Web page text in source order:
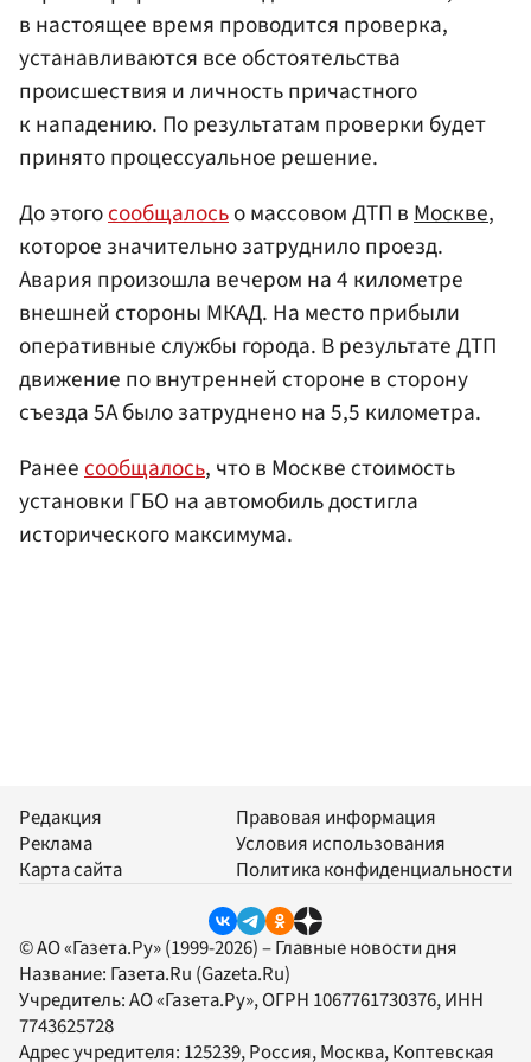
в настоящее время проводится проверка,
устанавливаются все обстоятельства
происшествия и личность причастного
к нападению. По результатам проверки будет
принято процессуальное решение.
До этогосообщалосьо массовом ДТП вМоскве,
которое значительно затруднило проезд.
Авария произошла вечером на 4 километре
внешней стороны МКАД. На место прибыли
оперативные службы города. В результате ДТП
движение по внутренней стороне в сторону
съезда 5А было затруднено на 5,5 километра.
Ранеесообщалось, что в Москве стоимость
установки ГБО на автомобиль достигла
исторического максимума.
Редакция
Реклама
Карта сайта
Правовая информация
Условия использования
Политика конфиденциальности
© АО «Газета.Ру» (1999-2026) – Главные новости дня
Название: Газета.Ru (Gazeta.Ru)
Учредитель:АО «Газета.Ру», ОГРН 1067761730376, ИНН
7743625728
Адрес учредителя: 125239, Россия, Москва, Коптевская